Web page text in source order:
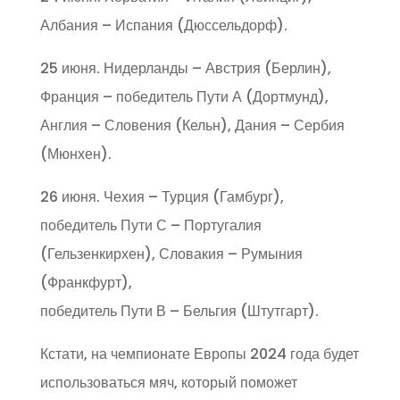
Албания – Испания (Дюссельдорф).
25 июня. Нидерланды – Австрия (Берлин),
Франция – победитель Пути А (Дортмунд),
Англия – Словения (Кельн), Дания – Сербия
(Мюнхен).
26 июня. Чехия – Турция (Гамбург),
победитель Пути С – Португалия
(Гельзенкирхен), Словакия – Румыния
(Франкфурт),
победитель Пути В – Бельгия (Штутгарт).
Кстати, на чемпионате Европы 2024 года будет
использоваться мяч, который поможет